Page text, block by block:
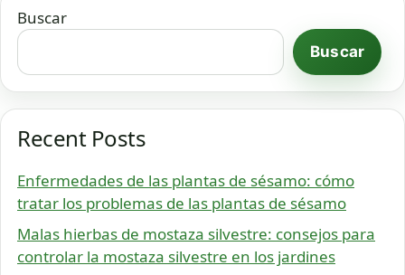
Buscar
Buscar
Recent Posts
Enfermedades de las plantas de sésamo: cómo
tratar los problemas de las plantas de sésamo
Malas hierbas de mostaza silvestre: consejos para
controlar la mostaza silvestre en los jardines